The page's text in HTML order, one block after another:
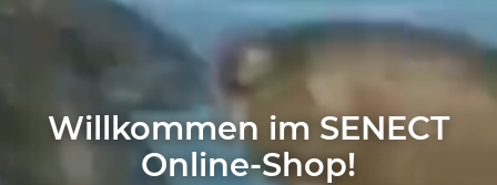
Willkommen im SENECT
Online-Shop!